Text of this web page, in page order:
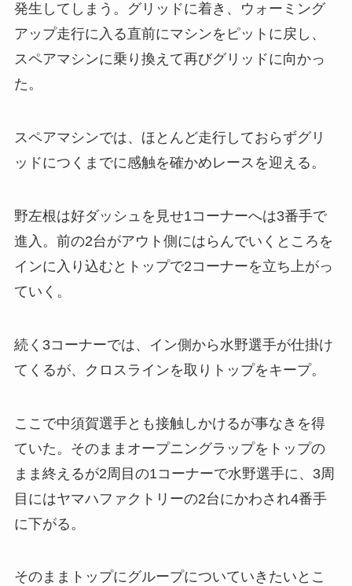
発生してしまう。グリッドに着き、ウォーミング
アップ走行に入る直前にマシンをピットに戻し、
スペアマシンに乗り換えて再びグリッドに向かっ
た。
スペアマシンでは、ほとんど走行しておらずグリ
ッドにつくまでに感触を確かめレースを迎える。
野左根は好ダッシュを見せ1コーナーへは3番手で
進入。前の2台がアウト側にはらんでいくところを
インに入り込むとトップで2コーナーを立ち上がっ
ていく。
続く3コーナーでは、イン側から水野選手が仕掛け
てくるが、クロスラインを取りトップをキープ。
ここで中須賀選手とも接触しかけるが事なきを得
ていた。そのままオープニングラップをトップの
まま終えるが2周目の1コーナーで水野選手に、3周
目にはヤマハファクトリーの2台にかわされ4番手
に下がる。
そのままトップにグループについていきたいとこ